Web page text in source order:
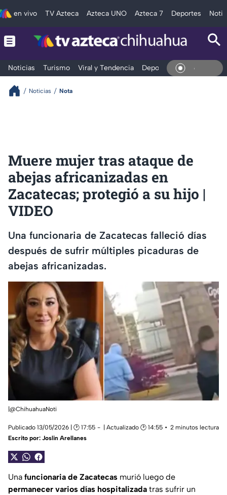
en vivo TV Azteca Azteca UNO Azteca 7 Deportes
Noticias Turismo Viral y Tendencia Deportes Espectáculos
En Vivo
Noticias Nota
Muere mujer tras ataque de
abejas africanizadas en
Zacatecas; protegió a su hijo |
VIDEO
Una funcionaria de Zacatecas falleció días
después de sufrir múltiples picaduras de
abejas africanizadas.
|@ChihuahuaNoti
Publicado 13/05/2026 | 🕑 17:55 | Actualizado 🕑 14:55
2 minutos lectura
Escrito por: Joslin Arellanes
Una funcionaria de Zacatecas murió luego de
permanecer varios días hospitalizada tras sufrir un